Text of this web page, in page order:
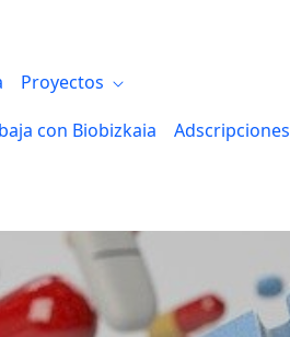
Proyectos
con Biobizkaia
Adscripciones